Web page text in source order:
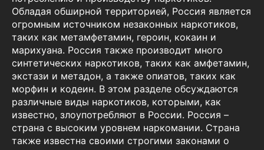
Обладая обширной территорией, Россия является
огромным источником незаконных наркотиков,
таких как метамфетамин, героин, кокаин и
марихуана. Россия также производит много
синтетических наркотиков, таких как амфетамин,
экстази и метадон, а также опиатов, таких как
морфин и кодеин. В этом разделе обсуждаются
различные виды наркотиков, которыми, как
известно, злоупотребляют в России. Россия –
страна с высоким уровнем наркомании. Страна
также известна своими строгими законами о